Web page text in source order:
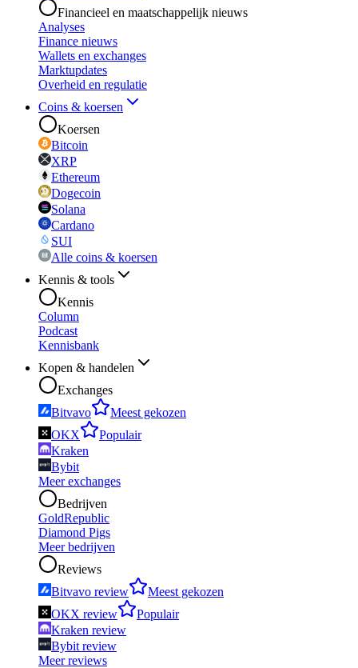
Financieel en maatschappelijk nieuws
Analyses
Finance nieuws
Wallets en exchanges
Marktupdates
Overheid en regulatie
Coins & koersen
Koersen
Bitcoin
XRP
Ethereum
Dogecoin
Solana
Cardano
SUI
Alle coins & koersen
Kennis & tools
Kennis
Column
Podcast
Kennisbank
Kopen & handelen
Exchanges
Bitvavo
Meest gekozen
OKX
Populair
Kraken
Bybit
Meer exchanges
Bedrijven
GoldRepublic
Diamond Pigs
Meer bedrijven
Reviews
Bitvavo review
Meest gekozen
OKX review
Populair
Kraken review
Bybit review
Meer reviews